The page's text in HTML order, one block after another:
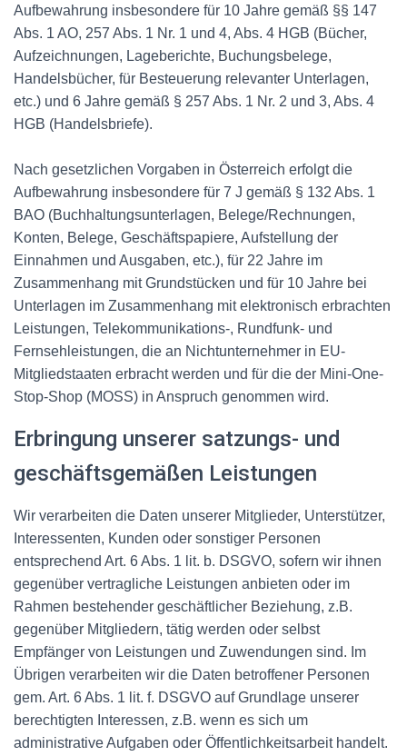
Aufbewahrung insbesondere für 10 Jahre gemäß §§ 147
Abs. 1 AO, 257 Abs. 1 Nr. 1 und 4, Abs. 4 HGB (Bücher,
Aufzeichnungen, Lageberichte, Buchungsbelege,
Handelsbücher, für Besteuerung relevanter Unterlagen,
etc.) und 6 Jahre gemäß § 257 Abs. 1 Nr. 2 und 3, Abs. 4
HGB (Handelsbriefe).
Nach gesetzlichen Vorgaben in Österreich erfolgt die
Aufbewahrung insbesondere für 7 J gemäß § 132 Abs. 1
BAO (Buchhaltungsunterlagen, Belege/Rechnungen,
Konten, Belege, Geschäftspapiere, Aufstellung der
Einnahmen und Ausgaben, etc.), für 22 Jahre im
Zusammenhang mit Grundstücken und für 10 Jahre bei
Unterlagen im Zusammenhang mit elektronisch erbrachten
Leistungen, Telekommunikations-, Rundfunk- und
Fernsehleistungen, die an Nichtunternehmer in EU-
Mitgliedstaaten erbracht werden und für die der Mini-One-
Stop-Shop (MOSS) in Anspruch genommen wird.
Erbringung unserer satzungs- und
geschäftsgemäßen Leistungen
Wir verarbeiten die Daten unserer Mitglieder, Unterstützer,
Interessenten, Kunden oder sonstiger Personen
entsprechend Art. 6 Abs. 1 lit. b. DSGVO, sofern wir ihnen
gegenüber vertragliche Leistungen anbieten oder im
Rahmen bestehender geschäftlicher Beziehung, z.B.
gegenüber Mitgliedern, tätig werden oder selbst
Empfänger von Leistungen und Zuwendungen sind. Im
Übrigen verarbeiten wir die Daten betroffener Personen
gem. Art. 6 Abs. 1 lit. f. DSGVO auf Grundlage unserer
berechtigten Interessen, z.B. wenn es sich um
administrative Aufgaben oder Öffentlichkeitsarbeit handelt.